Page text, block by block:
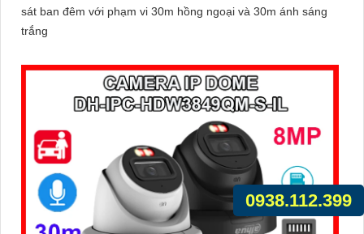
sát ban đêm với phạm vi 30m hồng ngoại và 30m ánh sáng
trắng
0938.112.399